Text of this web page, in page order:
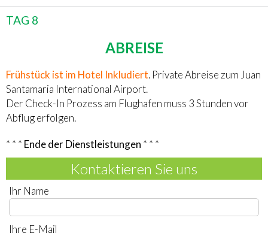
TAG 8
ABREISE
Frühstück ist im Hotel Inkludiert. Private Abreise zum Juan
Santamaria International Airport.
Der Check-In Prozess am Flughafen muss 3 Stunden vor
Abflug erfolgen.
* * * Ende der Dienstleistungen * * *
Kontaktieren Sie uns
Ihr Name
Ihre E-Mail